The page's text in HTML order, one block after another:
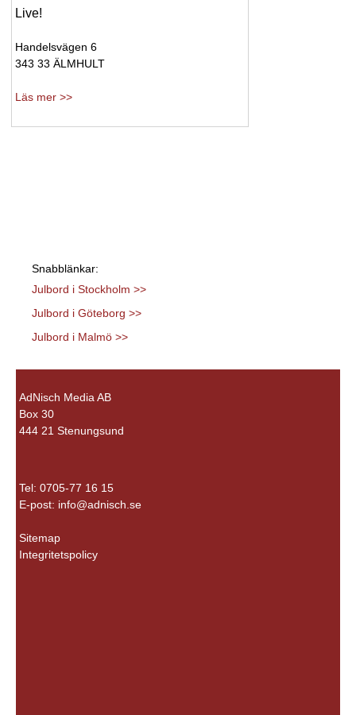
Live!
Handelsvägen 6
343 33 ÄLMHULT
Läs mer >>
Snabblänkar:
Julbord i Stockholm >>
Julbord i Göteborg >>
Julbord i Malmö >>
AdNisch Media AB
Box 30
444 21 Stenungsund
Tel: 0705-77 16 15
E-post: info@adnisch.se
Sitemap
Integritetspolicy